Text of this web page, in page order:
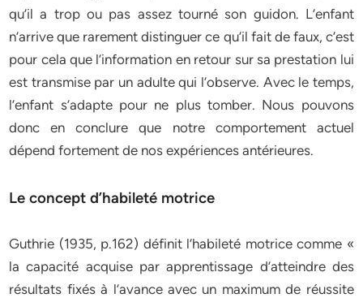
qu’il a trop ou pas assez tourné son guidon. L’enfant
n’arrive que rarement distinguer ce qu’il fait de faux, c’est
pour cela que l’information en retour sur sa prestation lui
est transmise par un adulte qui l’observe. Avec le temps,
l’enfant s’adapte pour ne plus tomber. Nous pouvons
donc en conclure que notre comportement actuel
dépend fortement de nos expériences antérieures.
Le concept d’habileté motrice
Guthrie (1935, p.162) définit l’habileté motrice comme «
la capacité acquise par apprentissage d’atteindre des
résultats fixés à l’avance avec un maximum de réussite